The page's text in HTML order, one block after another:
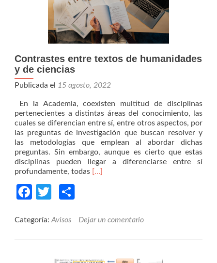
investigación
Contrastes entre textos de humanidades
y de ciencias
Publicada el 15 agosto, 2022
En la Academia, coexisten multitud de disciplinas
pertenecientes a distintas áreas del conocimiento, las
cuales se diferencian entre sí, entre otros aspectos, por
las preguntas de investigación que buscan resolver y
las metodologías que emplean al abordar dichas
preguntas. Sin embargo, aunque es cierto que estas
disciplinas pueden llegar a diferenciarse entre sí
profundamente, todas Read
textos
de
[…]
Facebook
Twitter
Categoría: Avisos Dejar un comentario